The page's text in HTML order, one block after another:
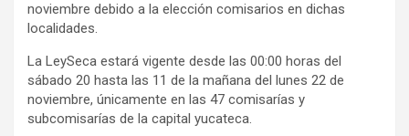
noviembre debido a la elección comisarios en dichas
localidades.
La LeySeca estará vigente desde las 00:00 horas del
sábado 20 hasta las 11 de la mañana del lunes 22 de
noviembre, únicamente en las 47 comisarías y
subcomisarías de la capital yucateca.